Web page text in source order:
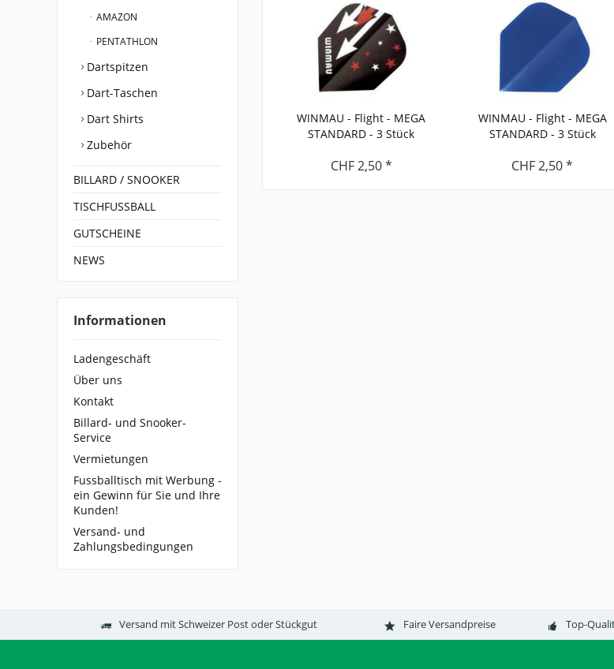
AMAZON
PENTATHLON
Dartspitzen
Dart-Taschen
Dart Shirts
Zubehör
BILLARD / SNOOKER
TISCHFUSSBALL
GUTSCHEINE
NEWS
Informationen
Ladengeschäft
Über uns
Kontakt
Billard- und Snooker-
Service
Vermietungen
Fussballtisch mit Werbung -
ein Gewinn für Sie und Ihre
Kunden!
Versand- und
Zahlungsbedingungen
WINMAU - Flight - MEGA
STANDARD - 3 Stück
CHF 2,50 *
WINMAU - Flight - MEGA
STANDARD - 3 Stück
CHF 2,50 *
Versand mit Schweizer Post oder Stückgut Faire Versandpreise Top-